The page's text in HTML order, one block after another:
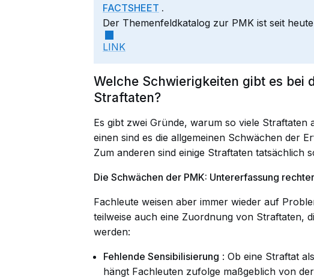
FACTSHEET .
Der Themenfeldkatalog zur PMK ist seit
LINK
Welche Schwierigkeiten gibt es bei
Straftaten?
Es gibt zwei Gründe, warum so viele
einen sind es die allgemeinen Schwächen der
Zum anderen sind einige Straftaten tatsächlich
Die Schwächen der PMK: Untererfassung
Fachleute weisen aber immer wieder auf
teilweise auch eine Zuordnung von Straftaten,
werden:
Fehlende Sensibilisierung : Ob eine Straftat
hängt Fachleuten zufolge maßgeblich von